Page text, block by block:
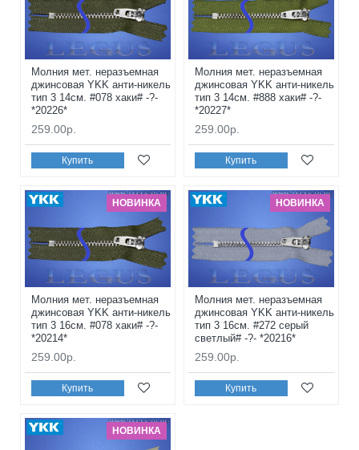
Молния мет. неразъемная
джинсовая YKK анти-никель
тип 3 14см. #078 хаки# -?-
*20226*
259.00р.
Купить
Молния мет. неразъемная
джинсовая YKK анти-никель
тип 3 14см. #888 хаки# -?-
*20227*
259.00р.
Купить
НОВИНКА
Молния мет. неразъемная
джинсовая YKK анти-никель
тип 3 16см. #078 хаки# -?-
*20214*
259.00р.
Купить
НОВИНКА
Молния мет. неразъемная
джинсовая YKK анти-никель
тип 3 16см. #272 серый
светлый# -?- *20216*
259.00р.
Купить
НОВИНКА